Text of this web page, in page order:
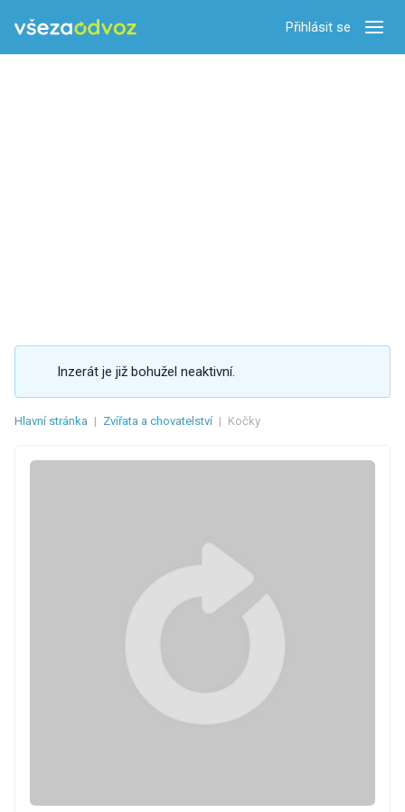
Přihlásit se
Inzerát je již bohužel neaktivní.
Hlavní stránka | Zvířata a chovatelství | Kočky